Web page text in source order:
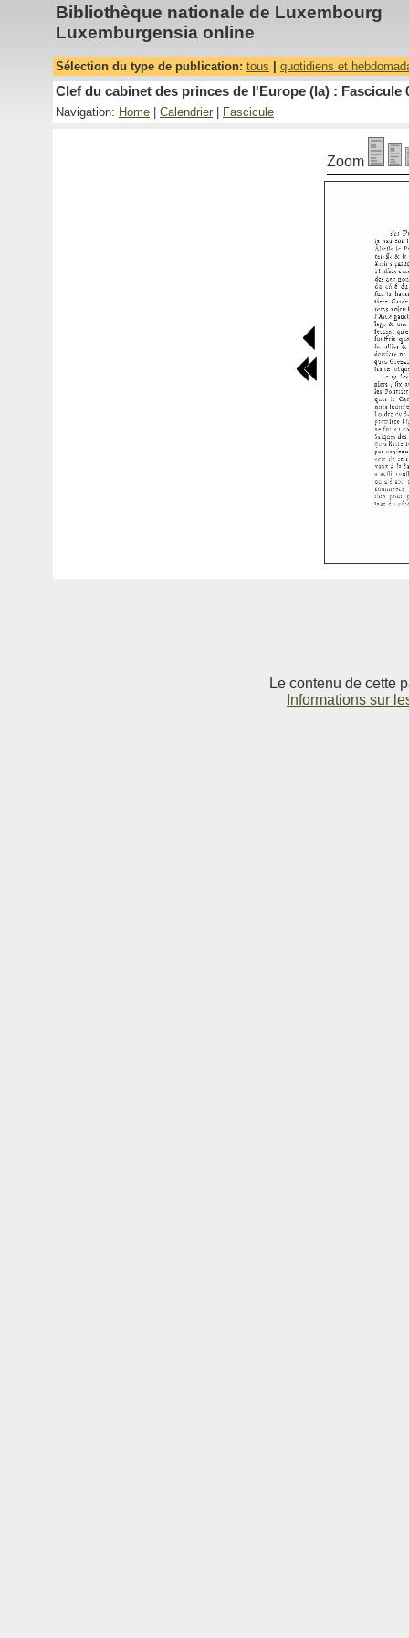
Bibliothèque nationale de Luxembourg
Luxemburgensia online
Sélection du type de publication: tous quotidiens et
Clef du cabinet des princes de l'Europe (la) : Fascicule
Navigation: Home Calendrier Fascicule
Zoom
Le contenu de cette
Informations sur